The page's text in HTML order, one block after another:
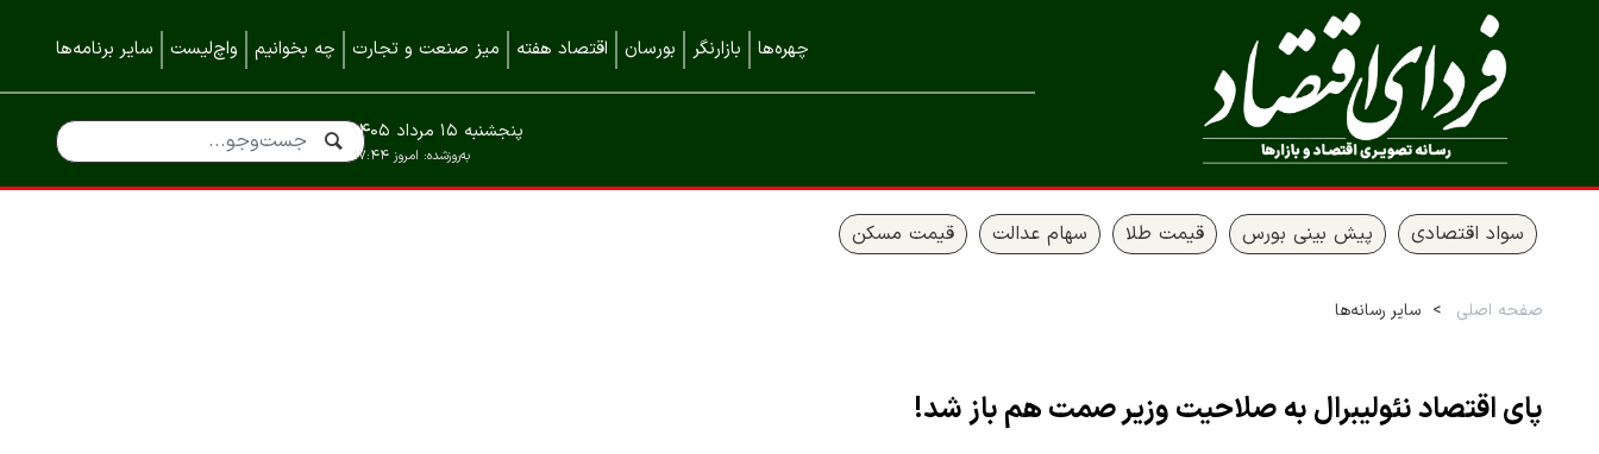
چهره‌ها بازارنگر بورسان اقتصاد هفته میز صنعت و تجارت چه بخوانیم واچ‌لیست سایر برنامه‌ها
به‌روزشده: امروز ۱۷:۴۴
پنجشنبه ۱۵ مرداد ۱۴۰۵
سواد اقتصادی پیش بینی بورس قیمت طلا سهام عدالت قیمت مسکن
صفحه اصلی سایر رسانه‌ها
پای اقتصاد نئولیبرال به صلاحیت وزیر صمت هم باز شد!